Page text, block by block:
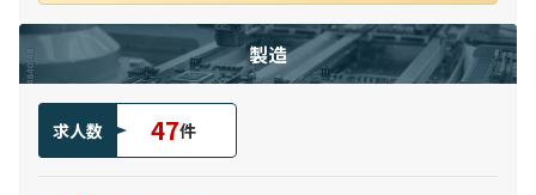
製造
求人数 47件